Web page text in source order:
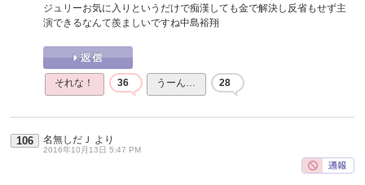
ジュリーお気に入りというだけで痴漢しても金で解決し反省もせず主
演できるなんて羨ましいですね中島裕翔
それな！ 36 うーん… 28
106 名無しだＪ より
2016年10月13日 5:47 PM